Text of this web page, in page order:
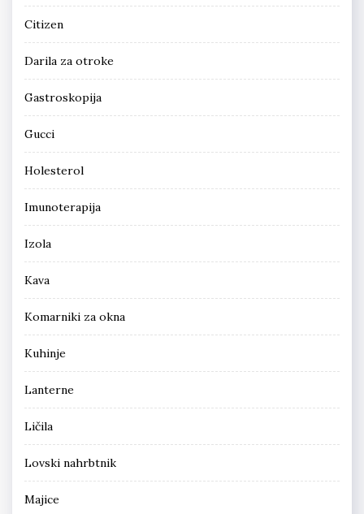
Citizen
Darila za otroke
Gastroskopija
Gucci
Holesterol
Imunoterapija
Izola
Kava
Komarniki za okna
Kuhinje
Lanterne
Ličila
Lovski nahrbtnik
Majice